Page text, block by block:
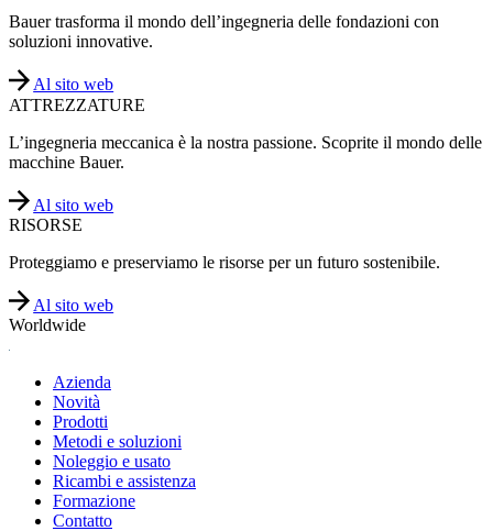
Bauer trasforma il mondo dell’ingegneria delle fondazioni con
soluzioni innovative.
Al sito web
ATTREZZATURE
L’ingegneria meccanica è la nostra passione. Scoprite il mondo delle
macchine Bauer.
Al sito web
RISORSE
Proteggiamo e preserviamo le risorse per un futuro sostenibile.
Al sito web
Worldwide
Azienda
Novità
Prodotti
Metodi e soluzioni
Noleggio e usato
Ricambi e assistenza
Formazione
Contatto